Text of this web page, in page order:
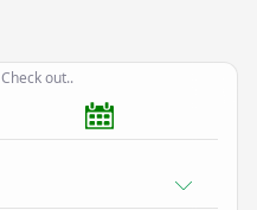
Check out..